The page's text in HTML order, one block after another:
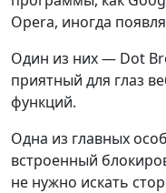
Opera, иногда
Один из них — Dot
приятный для глаз
функций.
Одна из главных
встроенный
не нужно искать